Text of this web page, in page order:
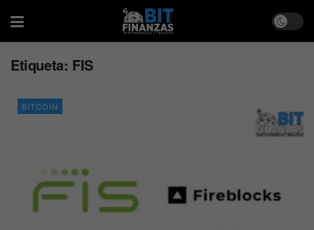
Etiqueta: FIS
BITCOIN